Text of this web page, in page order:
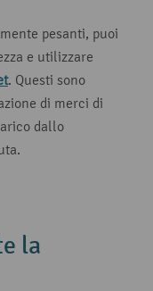
pesanti, puoi
e utilizzare
. Questi sono
di merci di
dallo
la